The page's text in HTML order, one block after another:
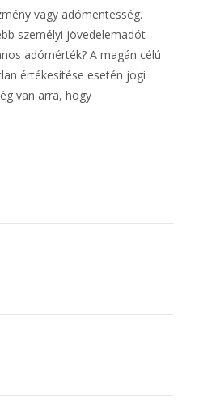
vagy adómentesség.
személyi jövedelemadót
adómérték? A magán célú
értékesítése esetén jogi
van arra, hogy